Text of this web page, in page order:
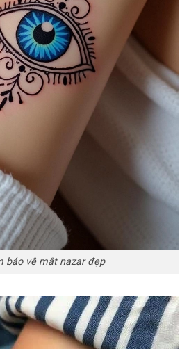
bảo vệ mắt nazar đẹp